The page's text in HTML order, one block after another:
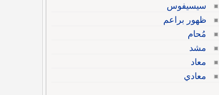
سيسيفوس
ظهور براعم
مُحام
مشد
معاد
معادي